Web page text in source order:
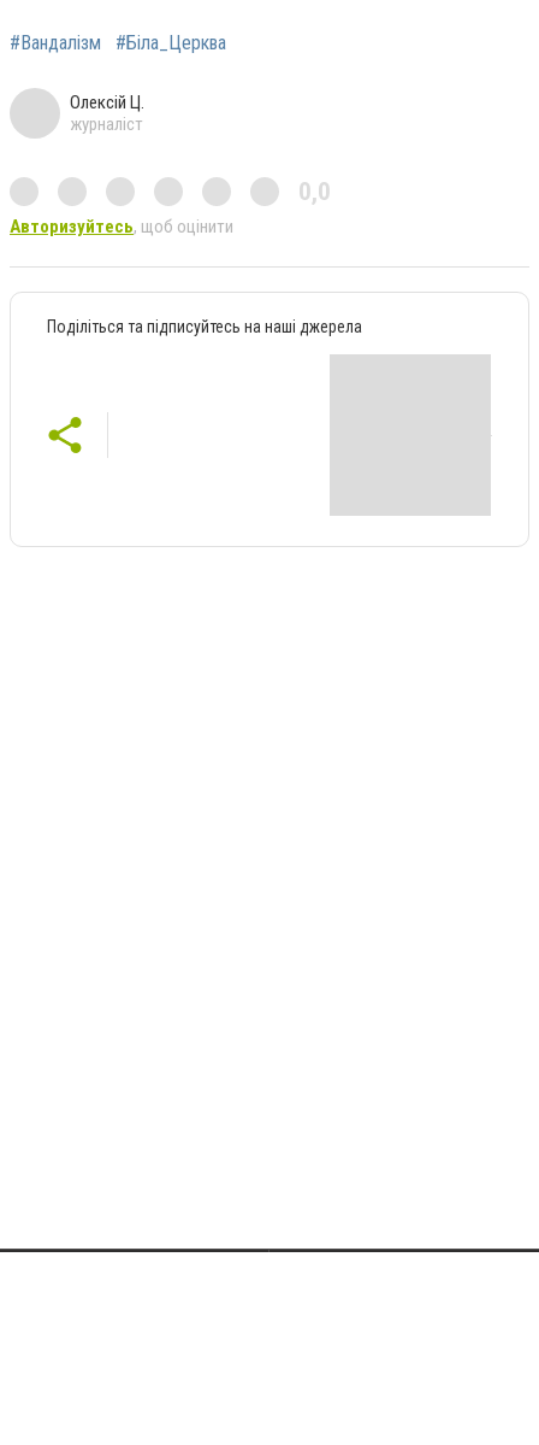
#Вандалізм #Біла_Церква
Олексій Ц.
журналіст
0,0
Авторизуйтесь, щоб оцінити
Поділіться та підписуйтесь на наші джерела